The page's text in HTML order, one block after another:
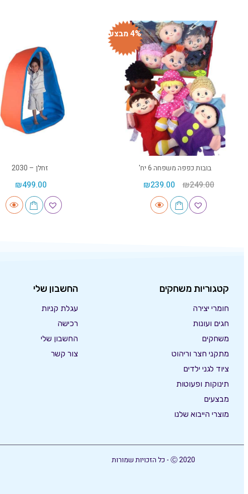
4% מבצע
בובות כפפה משפחה 6 יח'
₪249.00
₪239.00
זחלן – 2030
₪499.00
קטגוריות משחקים
חומרי יצירה
חגים ועונות
משחקים
מתקני חצר וריהוט
ציוד לגני ילדים
תינוקות ופעוטות
מבצעים
מוצרי הייבוא שלנו
החשבון שלי
עגלת קניות
רכישה
החשבון שלי
צור קשר
Ⓒ 2020 - כל הזכויות שמורות